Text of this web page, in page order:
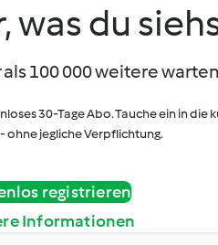
was du
100 000 weitere
30-Tage Abo. Tauche ein in die
ohne jegliche Verpflichtung.
registrieren
Informationen